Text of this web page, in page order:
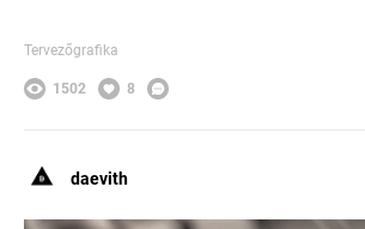
Tervezőgrafika
1502 8
daevith